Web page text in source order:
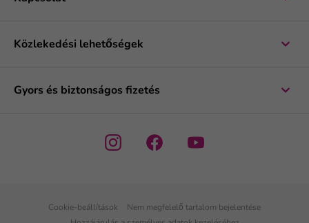
Közlekedési lehetőségek
Gyors és biztonságos fizetés
Cookie-beállítások
Nem megfelelő tartalom bejelentése